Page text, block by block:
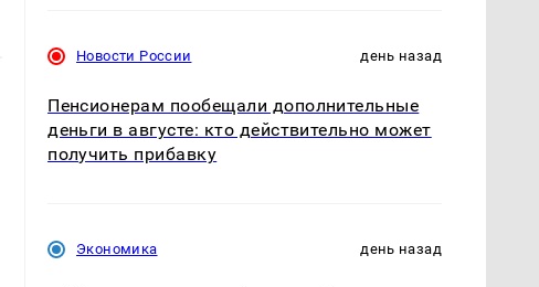
Новости России день назад
Пенсионерам пообещали дополнительные
деньги в августе: кто действительно может
получить прибавку
Экономика день назад